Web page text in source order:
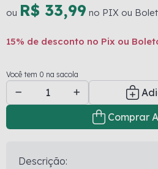
ou R$ 33,99 no PIX ou
15% de desconto no Pix ou
Você tem 0 na sacola
Comprar
Descrição: